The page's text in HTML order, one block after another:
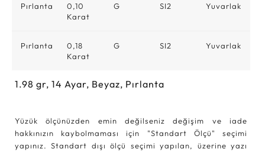
Pırlanta
0,10
Karat
G SI2 Yuvarlak
Pırlanta
0,18
Karat
G SI2 Yuvarlak
1.98 gr, 14 Ayar, Beyaz, Pırlanta
Yüzük ölçünüzden emin değilseniz değişim ve iade
hakkınızın kaybolmaması için "Standart Ölçü" seçimi
yapınız. Standart dışı ölçü seçimi yapılan, üzerine yazı